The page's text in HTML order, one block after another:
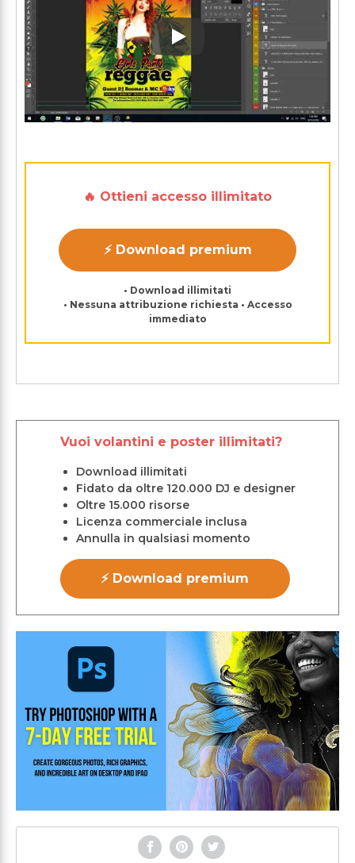
Play: Keynote (Google I/O
🔥 Ottieni accesso illimitato
⚡ Download premium
• Download illimitati
• Nessuna attribuzione richiesta • Accesso
immediato
Vuoi volantini e poster illimitati?
Download illimitati
Fidato da oltre 120.000 DJ e designer
Oltre 15.000 risorse
Licenza commerciale inclusa
Annulla in qualsiasi momento
⚡ Download premium